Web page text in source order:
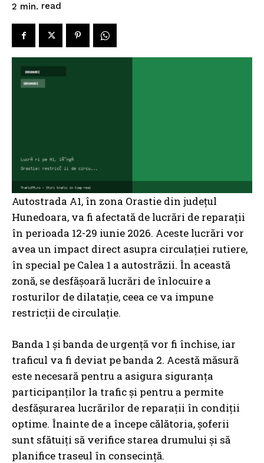
2 min. read
Autostrada A1, în zona Orastie din județul
Hunedoara, va fi afectată de lucrări de reparații
în perioada 12-29 iunie 2026. Aceste lucrări vor
avea un impact direct asupra circulației rutiere,
în special pe Calea 1 a autostrăzii. În această
zonă, se desfășoară lucrări de înlocuire a
rosturilor de dilatație, ceea ce va impune
restricții de circulație.
Banda 1 și banda de urgență vor fi închise, iar
traficul va fi deviat pe banda 2. Acestă măsură
este necesară pentru a asigura siguranța
participanților la trafic și pentru a permite
desfășurarea lucrărilor de reparații în condiții
optime. Înainte de a începe călătoria, șoferii
sunt sfătuiți să verifice starea drumului și să
planifice traseul în consecință.